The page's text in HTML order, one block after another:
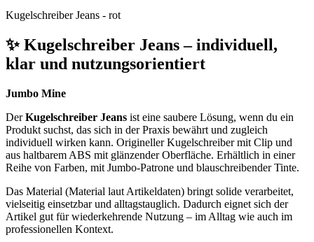
Kugelschreiber Jeans - rot
✨ Kugelschreiber Jeans – individuell,
klar und nutzungsorientiert
Jumbo Mine
DerKugelschreiber Jeans ist eine saubere Lösung, wenn du ein
Produkt suchst, das sich in der Praxis bewährt und zugleich
individuell wirken kann. Origineller Kugelschreiber mit Clip und
aus haltbarem ABS mit glänzender Oberfläche. Erhältlich in einer
Reihe von Farben, mit Jumbo-Patrone und blauschreibender Tinte.
Das Material (Material laut Artikeldaten) bringt solide verarbeitet,
vielseitig einsetzbar und alltagstauglich. Dadurch eignet sich der
Artikel gut für wiederkehrende Nutzung – im Alltag wie auch im
professionellen Kontext.